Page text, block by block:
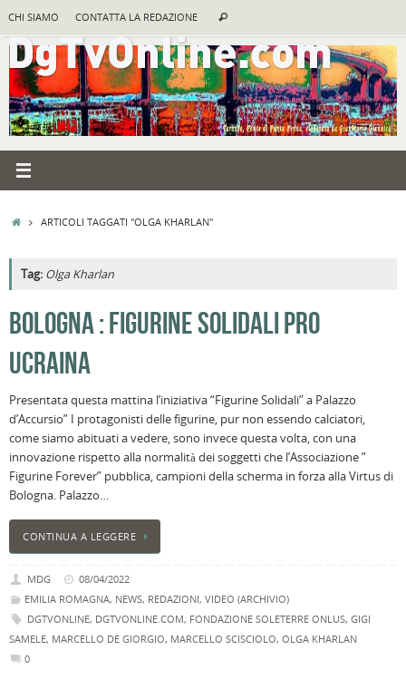
contenuto
CHI SIAMO CONTATTA LA REDAZIONE Cerca
HOMEARTICOLI TAGGATI "OLGA KHARLAN"
Tag: Olga Kharlan
BOLOGNA : FIGURINE SOLIDALI PRO
UCRAINA
Presentata questa mattina l’iniziativa “Figurine Solidali” a Palazzo
d’Accursio” I protagonisti delle figurine, pur non essendo calciatori,
come siamo abituati a vedere, sono invece questa volta, con una
innovazione rispetto alla normalità dei soggetti che l’Associazione ”
Figurine Forever” pubblica, campioni della scherma in forza alla Virtus di
Bologna. Palazzo…
CONTINUA A LEGGERE
MDG
08/04/2022
EMILIA ROMAGNA, NEWS, REDAZIONI, VIDEO (ARCHIVIO)
DGTVONLINE, DGTVONLINE.COM, FONDAZIONE SOLETERRE ONLUS, GIGI
SAMELE, MARCELLO DE GIORGIO, MARCELLO SCISCIOLO, OLGA KHARLAN
0